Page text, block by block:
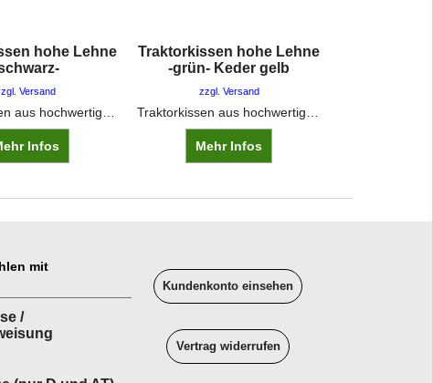
hohe Lehne
Versand
Traktorkissen aus hochwertigem Kunstlederbezug über PU-SchaumstoffFarbe: Schwarz mit schwarzem KederFür Sitzfläche ca. 45 x 42 cm Lehnenhöhe ca. 30 - 36 cm
Infos
Traktorkissen hohe Lehne
-grün- Keder gelb
zzgl. Versand
Traktorkissen aus hochwertigem Kunstlederbezug über PU-SchaumstoffFarbe: Grün mit gelbem KederFür Sitzfläche ca. 45 x 42 cm Lehnenhöhe ca. 30 - 36 cm
Mehr Infos
mit
/
Kundenkonto einsehen
Vertrag widerrufen